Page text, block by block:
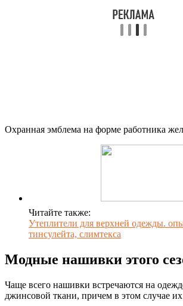
Охранная эмблема на форме работника
Читайте также:
Утеплители для верхней одежды.
тинсулейта, слимтекса
Модные нашивки этого
Чаще всего нашивки встречаются на
джинсовой ткани, причем в этом случае